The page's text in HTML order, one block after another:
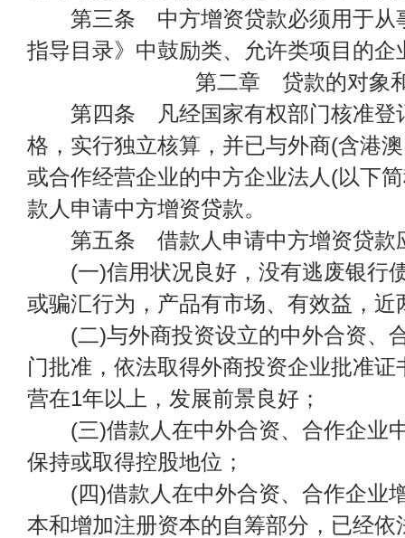
第三条 中方增资贷款必须用于从
指导目录》中鼓励类、允许类项目的企
第二章 贷款的对象
第四条 凡经国家有权部门核准登
格，实行独立核算，并已与外商(含港
或合作经营企业的中方企业法人(以下
款人申请中方增资贷款。
第五条 借款人申请中方增资贷款
(一)信用状况良好，没有逃废银行
或骗汇行为，产品有市场、有效益，近
(二)与外商投资设立的中外合资、
门批准，依法取得外商投资企业批准
营在1年以上，发展前景良好；
(三)借款人在中外合资、合作企业
保持或取得控股地位；
(四)借款人在中外合资、合作企业
本和增加注册资本的自筹部分，已经